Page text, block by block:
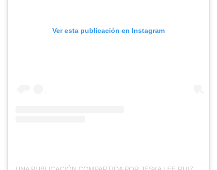
Ver esta publicación en Instagram